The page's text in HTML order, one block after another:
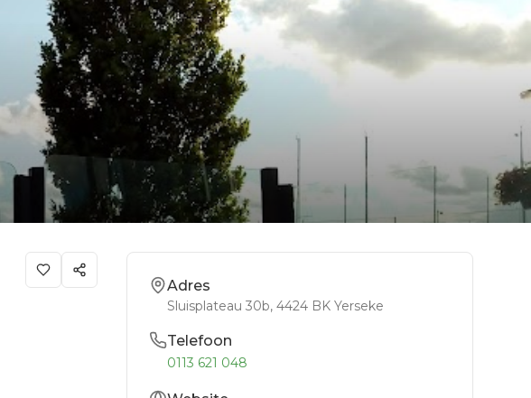
Adres
Sluisplateau 30b, 4424 BK Yerseke
Telefoon
0113 621 048